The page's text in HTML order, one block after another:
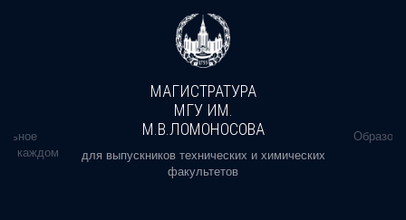
в каждом
МАГИСТРАТУРА
МГУ ИМ.
М.В.ЛОМОНОСОВА
для выпускников технических и химических
факультетов